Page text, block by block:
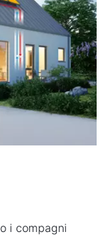
i compagni